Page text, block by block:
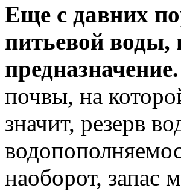
Еще с давних
питьевой воды,
предназначение.
почвы, на
значит, резерв
наоборот, запас